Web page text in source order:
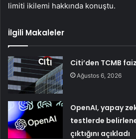
limiti ikilemi hakkında konuştu.
İlgili Makaleler
Citi’den TCMB
Ağustos 6, 2026
OpenAI, yapay
testlerde
çıktığını açıkladı